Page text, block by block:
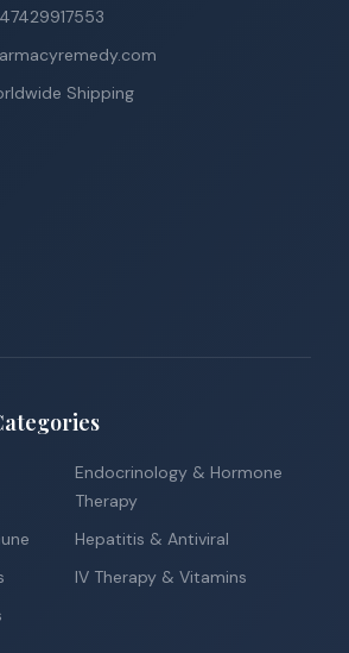
Shipping
Endocrinology & Hormone
Therapy
Hepatitis & Antiviral
IV Therapy & Vitamins